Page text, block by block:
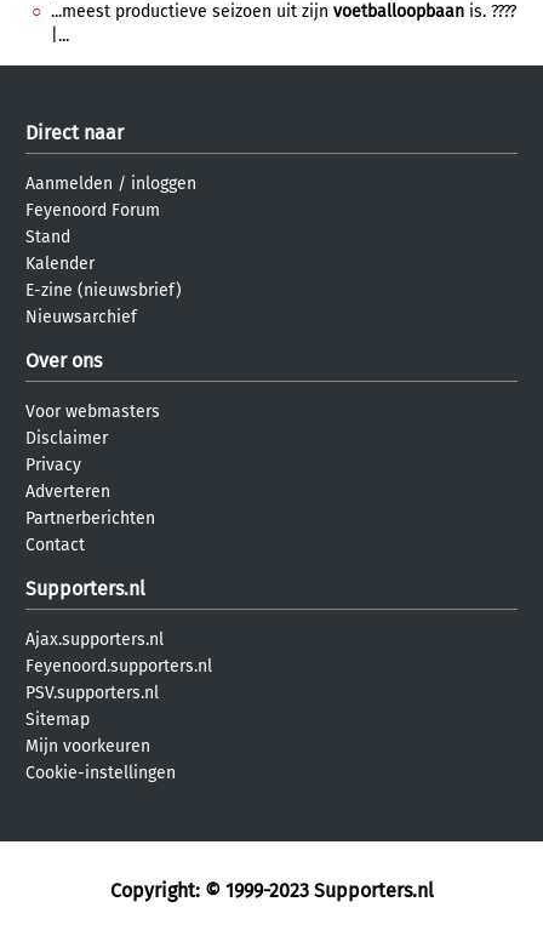
...meest productieve seizoen uit zijn voetballoopbaan is. ????
|...
Direct naar
Aanmelden / inloggen
Feyenoord Forum
Stand
Kalender
E-zine (nieuwsbrief)
Nieuwsarchief
Over ons
Voor webmasters
Disclaimer
Privacy
Adverteren
Partnerberichten
Contact
Supporters.nl
Ajax.supporters.nl
Feyenoord.supporters.nl
PSV.supporters.nl
Sitemap
Mijn voorkeuren
Cookie-instellingen
Copyright: © 1999-2023 Supporters.nl